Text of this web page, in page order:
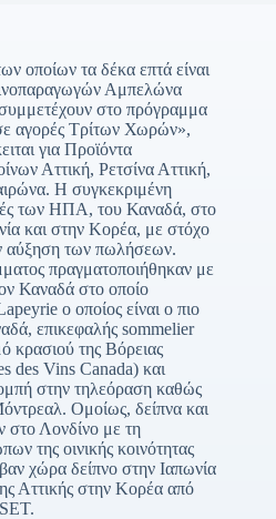
οποίων τα δέκα επτά είναι
Αμπελώνα
στο πρόγραμμα
αγορές Τρίτων Χωρών»,
για Προϊόντα
Αττική, Ρετσίνα Αττική,
Η συγκεκριμένη
των ΗΠΑ, του Καναδά, στο
και στην Κορέα, με στόχο
αύξηση των πωλήσεων.
πραγματοποιήθηκαν με
Καναδά στο οποίο
ο οποίος είναι ο πιο
επικεφαλής sommelier
κρασιού της Βόρειας
des Vins Canada) και
στην τηλεόραση καθώς
Ομοίως, δείπνα και
στο Λονδίνο με τη
της οινικής κοινότητας
χώρα δείπνο στην Ιαπωνία
Αττικής στην Κορέα από